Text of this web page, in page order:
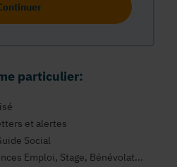
particulier:
et alertes
Social
Emploi, Stage, Bénévolat...